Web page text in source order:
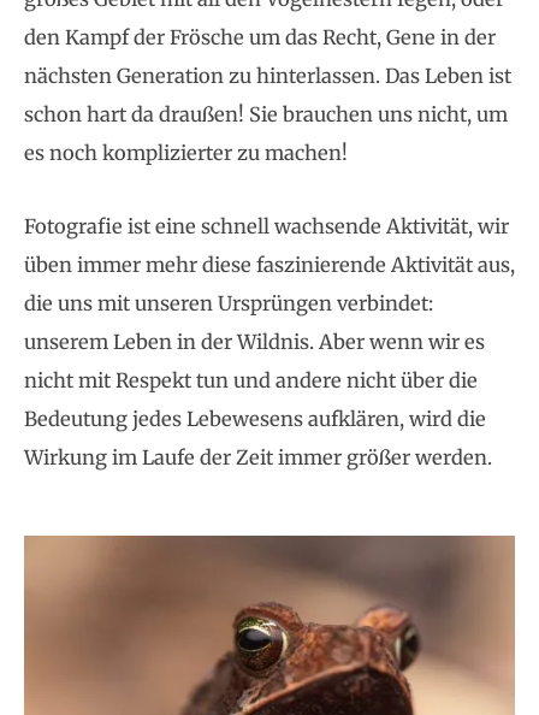
den Kampf der Frösche um das Recht, Gene in der
nächsten Generation zu hinterlassen. Das Leben ist
schon hart da draußen! Sie brauchen uns nicht, um
es noch komplizierter zu machen!
Fotografie ist eine schnell wachsende Aktivität, wir
üben immer mehr diese faszinierende Aktivität aus,
die uns mit unseren Ursprüngen verbindet:
unserem Leben in der Wildnis. Aber wenn wir es
nicht mit Respekt tun und andere nicht über die
Bedeutung jedes Lebewesens aufklären, wird die
Wirkung im Laufe der Zeit immer größer werden.